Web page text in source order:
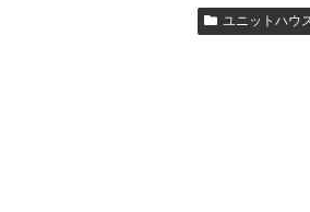
ユニットハウ